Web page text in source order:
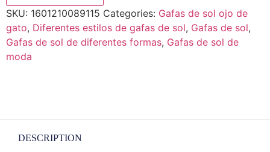
SKU: 1601210089115 Categories: Gafas de sol ojo de
gato, Diferentes estilos de gafas de sol, Gafas de sol,
Gafas de sol de diferentes formas, Gafas de sol de
moda
DESCRIPTION